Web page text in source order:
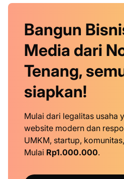
Bangun
Media dari
Tenang,
siapkan!
Mulai dari legalitas usaha
website modern dan
UMKM, startup,
Mulai Rp1.000.000.